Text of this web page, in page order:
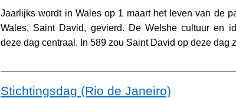
Jaarlijks wordt in Wales op 1 maart het leven van de
Wales, Saint David, gevierd. De Welshe cultuur en
deze dag centraal. In 589 zou Saint David op deze dag
Stichtingsdag (Rio de Janeiro)